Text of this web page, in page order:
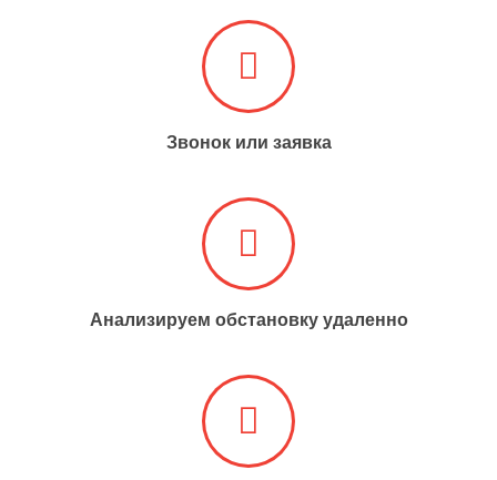
Звонок или заявка
Анализируем обстановку удаленно​​​​​​​